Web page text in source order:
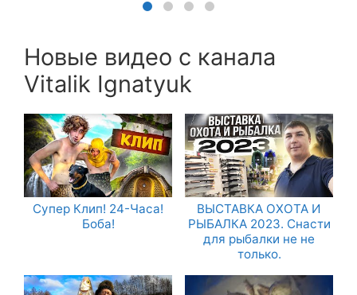
Новые видео с канала
Vitalik Ignatyuk
Супер Клип! 24-Часа!
Боба!
ВЫСТАВКА ОХОТА И
РЫБАЛКА 2023. Снасти
для рыбалки не не
только.